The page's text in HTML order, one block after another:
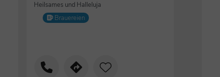
Heilsames und Halleluja
Brauereien